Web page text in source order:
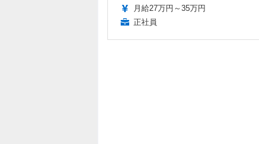
月給27万円～35万円
正社員